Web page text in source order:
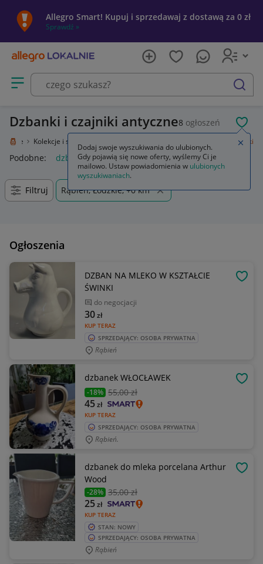
Allegro Smart! Kupuj i sprzedawaj z dostawą za 0 zł
Sprawdź »
Otwórz menu z kategoriami
szukaj
Dzbanki i czajniki antyczne8 ogłoszeń
Kolekcje i sztuka Dzbanki i czajniki
Podobne: dzbanki i czajniki
Filtruj Rąbień, Łódzkie, +0 km
Ogłoszenia
DZBAN NA MLEKO W KSZTAŁCIE
ŚWINKI
do negocjacji
KUP TERAZ
30zł
SPRZEDAJĄCY: OSOBA PRYWATNA
Rąbień
dzbanek WŁOCŁAWEK
-18% 55,00 zł
KUP TERAZ
45zł
SPRZEDAJĄCY: OSOBA PRYWATNA
Rąbień.
dzbanek do mleka porcelana Arthur
Wood
-28% 35,00 zł
KUP TERAZ
25zł
STAN: NOWY
SPRZEDAJĄCY: OSOBA PRYWATNA
Rąbień
Dodaj swoje wyszukiwania do ulubionych.
Gdy pojawią się nowe oferty, wyślemy Ci je
mailowo. Ustaw powiadomienia w ulubionych
wyszukiwaniach.